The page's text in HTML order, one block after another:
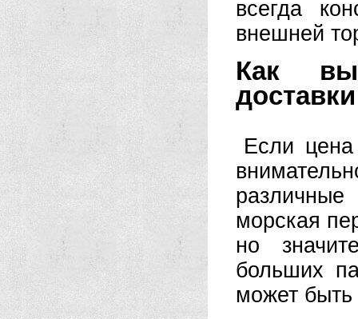
всегда
внешней
Как
Если
морская
но
больших
может быть